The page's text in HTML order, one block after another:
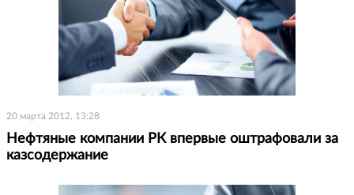
20 марта 2012, 13:28
Нефтяные компании РК впервые оштрафовали за
казсодержание